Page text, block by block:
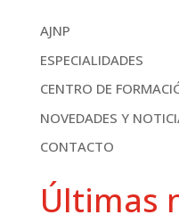
AJNP
ESPECIALIDADES
CENTRO DE
NOVEDADES Y
CONTACTO
Últimas